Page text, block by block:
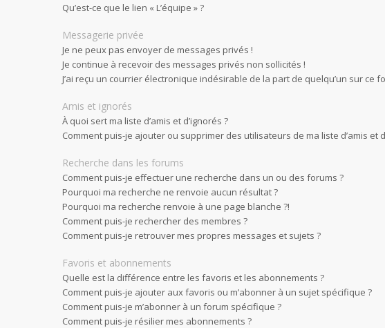
Qu’est-ce que le lien « L’équipe » ?
Messagerie privée
Je ne peux pas envoyer de messages privés !
Je continue à recevoir des messages privés non sollicités !
J’ai reçu un courrier électronique indésirable de la part de quelqu’un sur ce
Amis et ignorés
À quoi sert ma liste d’amis et d’ignorés ?
Comment puis-je ajouter ou supprimer des utilisateurs de ma liste d’amis et
Recherche dans les forums
Comment puis-je effectuer une recherche dans un ou des forums ?
Pourquoi ma recherche ne renvoie aucun résultat ?
Pourquoi ma recherche renvoie à une page blanche ?!
Comment puis-je rechercher des membres ?
Comment puis-je retrouver mes propres messages et sujets ?
Favoris et abonnements
Quelle est la différence entre les favoris et les abonnements ?
Comment puis-je ajouter aux favoris ou m’abonner à un sujet spécifique ?
Comment puis-je m’abonner à un forum spécifique ?
Comment puis-je résilier mes abonnements ?